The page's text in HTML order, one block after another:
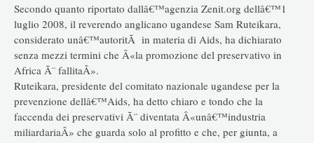
Secondo quanto riportato dallâ€™agenzia Zenit.org dellâ€™1
luglio 2008, il reverendo anglicano ugandese Sam Ruteikara,
considerato unâ€™autoritÃ in materia di Aids, ha dichiarato
senza mezzi termini che Â«la promozione del preservativo in
Africa Ã¨ fallitaÂ».
Ruteikara, presidente del comitato nazionale ugandese per la
prevenzione dellâ€™Aids, ha detto chiaro e tondo che la
faccenda dei preservativi Ã¨ diventata Â«unâ€™industria
miliardariaÂ» che guarda solo al profitto e che, per giunta, a